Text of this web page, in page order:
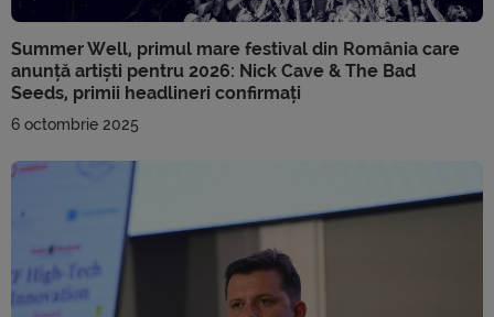
Summer Well, primul mare festival din România care
anunță artiști pentru 2026: Nick Cave & The Bad
Seeds, primii headlineri confirmați
6 octombrie 2025